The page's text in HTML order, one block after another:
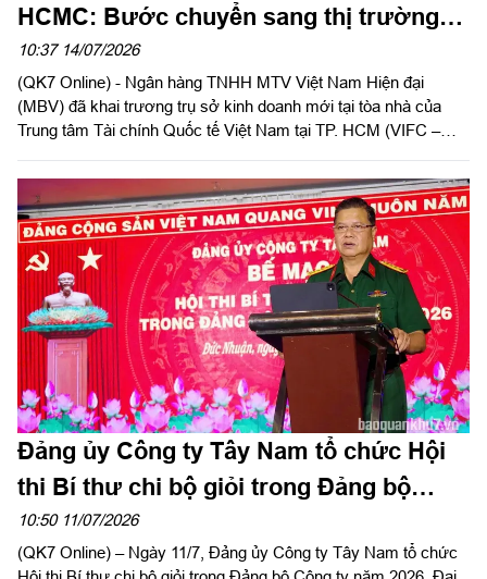
HCMC: Bước chuyển sang thị trường
phía Nam của Ngân hàng MBV
10:37 14/07/2026
(QK7 Online) - Ngân hàng TNHH MTV Việt Nam Hiện đại
(MBV) đã khai trương trụ sở kinh doanh mới tại tòa nhà của
Trung tâm Tài chính Quốc tế Việt Nam tại TP. HCM (VIFC –
chính thức từ MBV khi hiện diện tại đại lộ Nguyễn Huệ, mở đầu
cho bước đồng hành cùng hạ tầng tài chính mới của Thành
phố. Đây cũng là công trình ý nghĩa chào mừng kỷ niệm 50
năm Thành phố vinh dự mang tên Chủ tịch Hồ Chí Minh và
hướng tới cột mốc 30 năm Ngân hàng Thương mại cổ phần
Quân đội (MB) có mặt tại khu vực phía Nam.
Đảng ủy Công ty Tây Nam tổ chức Hội
thi Bí thư chi bộ giỏi trong Đảng bộ
Công ty năm 2026
10:50 11/07/2026
(QK7 Online) – Ngày 11/7, Đảng ủy Công ty Tây Nam tổ chức